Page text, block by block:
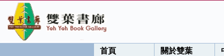
首頁 關於雙葉